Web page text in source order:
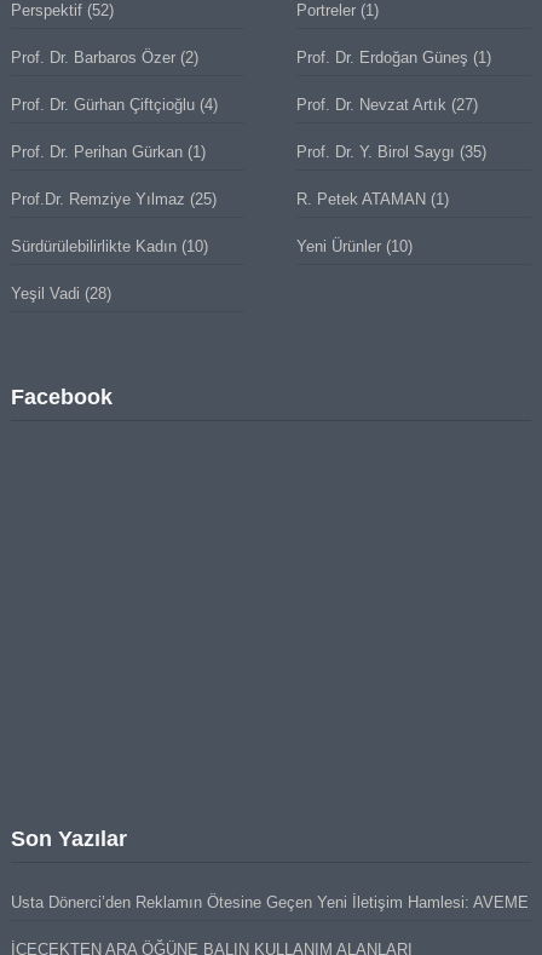
Perspektif(52) Portreler (1)
Prof. Dr. Barbaros Özer(2) Prof. Dr. Erdoğan Güneş (1)
Prof. Dr. Gürhan Çiftçioğlu(4) Prof. Dr. Nevzat Artık (27)
Prof. Dr. Perihan Gürkan(1) Prof. Dr. Y. Birol Saygı (35)
Prof.Dr. Remziye Yılmaz (25) R. Petek ATAMAN (1)
Sürdürülebilirlikte Kadın(10) Yeni Ürünler (10)
Yeşil Vadi (28)
Facebook
Son Yazılar
Usta Dönerci’den Reklamın Ötesine Geçen Yeni İletişim Hamlesi: AVEME
İÇECEKTEN ARA ÖĞÜNE BALIN KULLANIM ALANLARI